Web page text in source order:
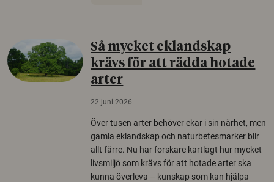
Så mycket eklandskap
krävs för att rädda hotade
arter
22 juni 2026
Över tusen arter behöver ekar i sin närhet, men
gamla eklandskap och naturbetesmarker blir
allt färre. Nu har forskare kartlagt hur mycket
livsmiljö som krävs för att hotade arter ska
kunna överleva – kunskap som kan hjälpa